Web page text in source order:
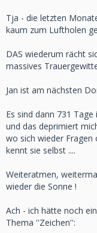
Tja - die letzten
kaum zum Luftholen
DAS wiederum rächt
massives
Jan ist am nächsten
Es sind dann 731
und das deprimiert
wo sich wieder Fragen
kennt sie selbst ....
Weiteratmen,
wieder die Sonne !
Ach - ich hätte noch
Thema ''Zeichen'':